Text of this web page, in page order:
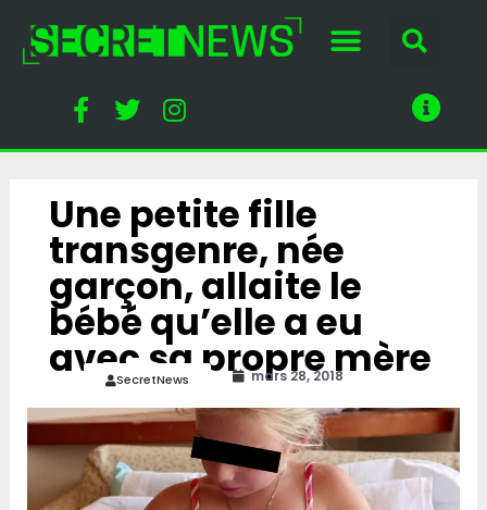
Une petite fille
transgenre, née
garçon, allaite le
bébé qu’elle a eu
avec sa propre mère
SecretNews mars 28, 2018